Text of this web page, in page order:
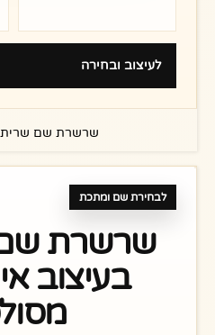
לעיצוב ובחירה
שרשרת שם שרית
לבחירת שם ומתכת
שרשרת שם
בעיצוב